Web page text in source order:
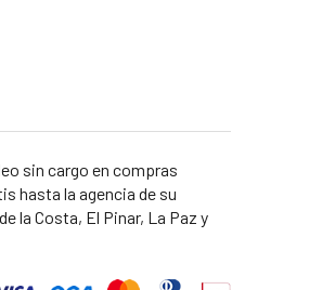
sin cargo en compras
hasta la agencia de su
la Costa, El Pinar, La Paz y